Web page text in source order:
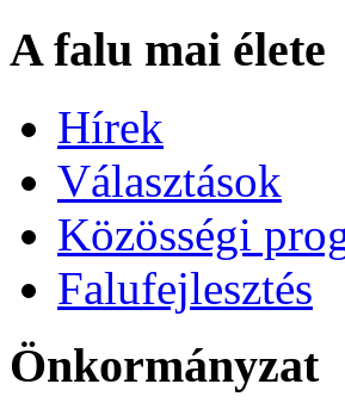
A falu mai élete
Hírek
Választások
Közösségi
Falufejlesztés
Önkormányzat